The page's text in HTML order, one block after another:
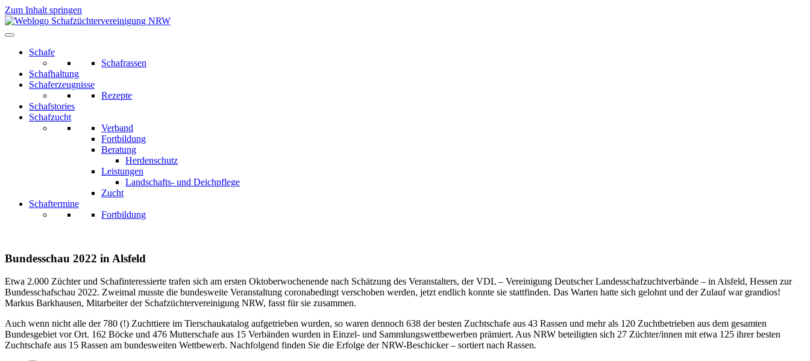
Zum Inhalt springen
Schafe
Schafrassen
Schafhaltung
Schaferzeugnisse
Rezepte
Schafstories
Schafzucht
Verband
Fortbildung
Beratung
Herdenschutz
Leistungen
Landschafts- und Deichpflege
Zucht
Schaftermine
Fortbildung
Bundesschau 2022 in Alsfeld
Etwa 2.000 Züchter und Schafinteressierte trafen sich am ersten Oktoberwochenende nach Schätzung des Veranstalters, der VDL – Vereinigung Deutscher Landesschafzuchtverbände – in Alsfeld, Hessen zur
Bundesschafschau 2022. Zweimal musste die bundesweite Veranstaltung coronabedingt verschoben werden, jetzt endlich konnte sie stattfinden. Das Warten hatte sich gelohnt und der Zulauf war grandios!
Markus Barkhausen, Mitarbeiter der Schafzüchter­vereinigung NRW, fasst für sie zusammen.
Auch wenn nicht alle der 780 (!) Zuchttiere im Tierschaukatalog aufgetrieben wurden, so waren dennoch 638 der besten Zuchtschafe aus 43 Rassen und mehr als 120 Zuchtbetrieben aus dem gesamten
Bundesgebiet vor Ort. 162 Böcke und 476 Mutterschafe aus 15 Verbänden wurden in Einzel- und Sammlungswettbewerben prämiert. Aus NRW beteiligten sich 27 Züchter/innen mit etwa 125 ihrer besten
Zuchtschafe aus 15 Rassen am bundesweiten Wettbewerb. Nachfolgend finden Sie die Erfolge der NRW-Beschicker – sortiert nach Rassen.